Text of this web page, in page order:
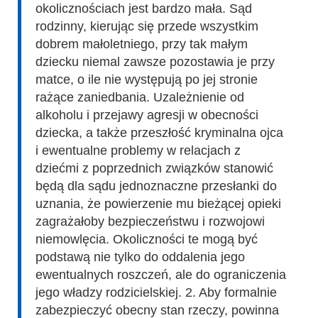
okolicznościach jest bardzo mała. Sąd
rodzinny, kierując się przede wszystkim
dobrem małoletniego, przy tak małym
dziecku niemal zawsze pozostawia je przy
matce, o ile nie występują po jej stronie
rażące zaniedbania. Uzależnienie od
alkoholu i przejawy agresji w obecności
dziecka, a także przeszłość kryminalna ojca
i ewentualne problemy w relacjach z
dziećmi z poprzednich związków stanowić
będą dla sądu jednoznaczne przesłanki do
uznania, że powierzenie mu bieżącej opieki
zagrażałoby bezpieczeństwu i rozwojowi
niemowlęcia. Okoliczności te mogą być
podstawą nie tylko do oddalenia jego
ewentualnych roszczeń, ale do ograniczenia
jego władzy rodzicielskiej. 2. Aby formalnie
zabezpieczyć obecny stan rzeczy, powinna